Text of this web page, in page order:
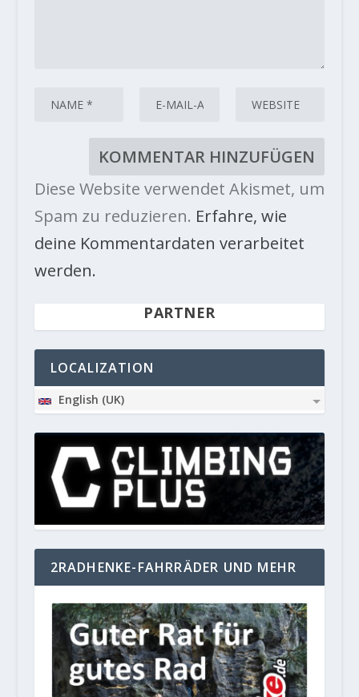
Diese Website verwendet Akismet, um
Spam zu reduzieren. Erfahre, wie
deine Kommentardaten verarbeitet
werden.
PARTNER
LOCALIZATION
English (UK)
2RADHENKE-FAHRRÄDER UND MEHR